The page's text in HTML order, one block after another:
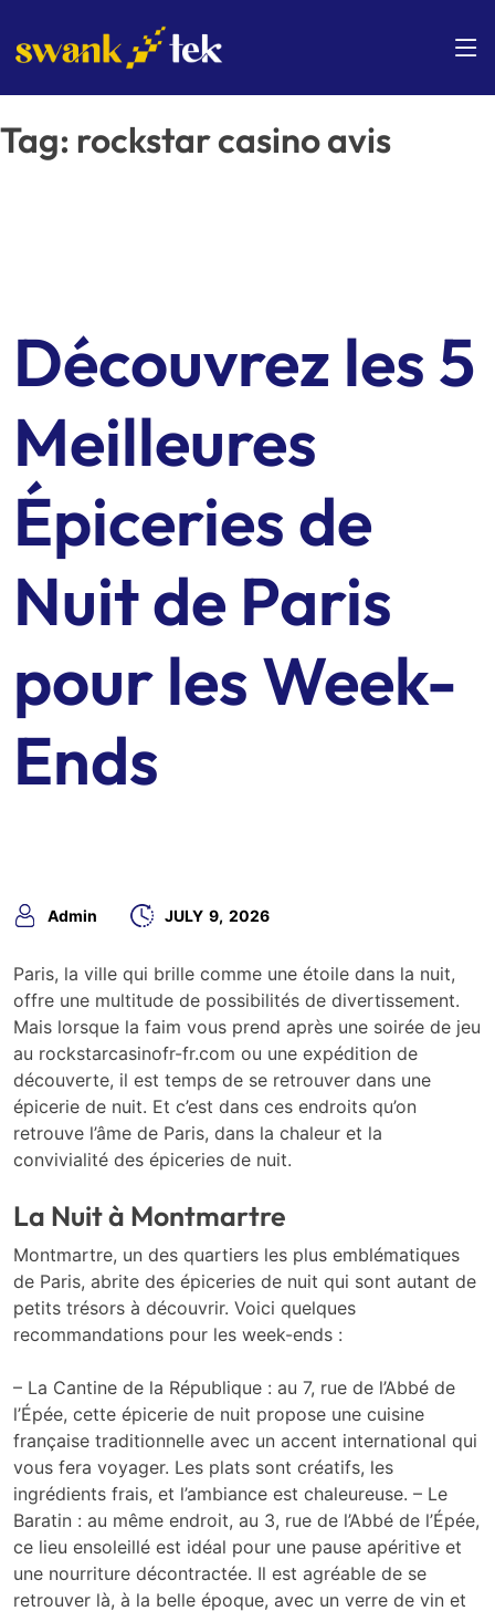
content
Tag: rockstar casino avis
Découvrez les 5
Meilleures
Épiceries de
Nuit de Paris
pour les Week-
Ends
Admin JULY 9, 2026
Paris, la ville qui brille comme une étoile dans la nuit,
offre une multitude de possibilités de divertissement.
Mais lorsque la faim vous prend après une soirée de jeu
au rockstarcasinofr-fr.com ou une expédition de
découverte, il est temps de se retrouver dans une
épicerie de nuit. Et c’est dans ces endroits qu’on
retrouve l’âme de Paris, dans la chaleur et la
convivialité des épiceries de nuit.
La Nuit à Montmartre
Montmartre, un des quartiers les plus emblématiques
de Paris, abrite des épiceries de nuit qui sont autant de
petits trésors à découvrir. Voici quelques
recommandations pour les week-ends :
– La Cantine de la République : au 7, rue de l’Abbé de
l’Épée, cette épicerie de nuit propose une cuisine
française traditionnelle avec un accent international qui
vous fera voyager. Les plats sont créatifs, les
ingrédients frais, et l’ambiance est chaleureuse. – Le
Baratin : au même endroit, au 3, rue de l’Abbé de l’Épée,
ce lieu ensoleillé est idéal pour une pause apéritive et
une nourriture décontractée. Il est agréable de se
retrouver là, à la belle époque, avec un verre de vin et